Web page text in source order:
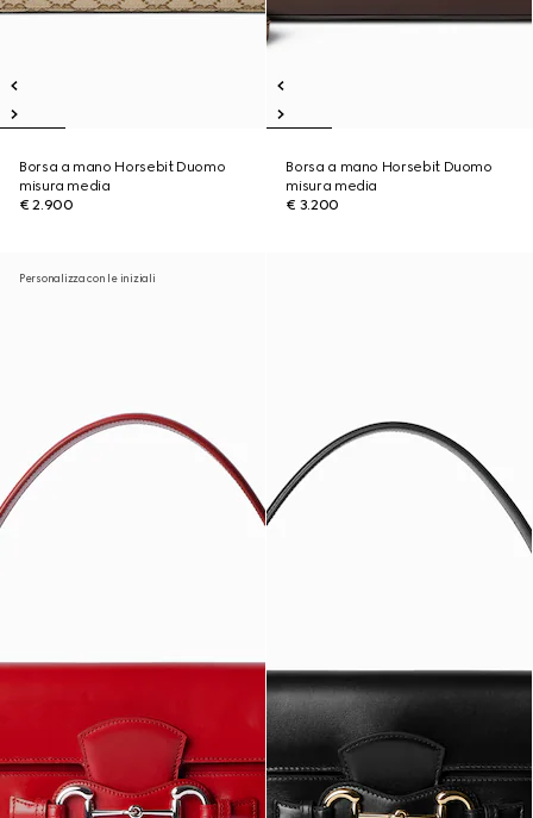
Borsa a mano Horsebit Duomo
misura media
€ 2.900
Borsa a mano Horsebit Duomo
misura media
€ 3.200
Personalizza con le iniziali